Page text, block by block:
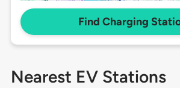
Find Charging
Nearest EV Stations